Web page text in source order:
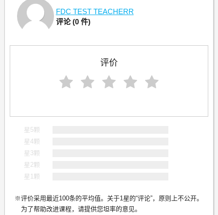
FDC TEST TEACHERR
评论(0 件)
评价
星5颗
星4颗
星3颗
星2颗
星1颗
评价采用最近100条的平均值。关于1星的“评论”，原则上不公开。
为了帮助改进课程，请提供您坦率的意见。